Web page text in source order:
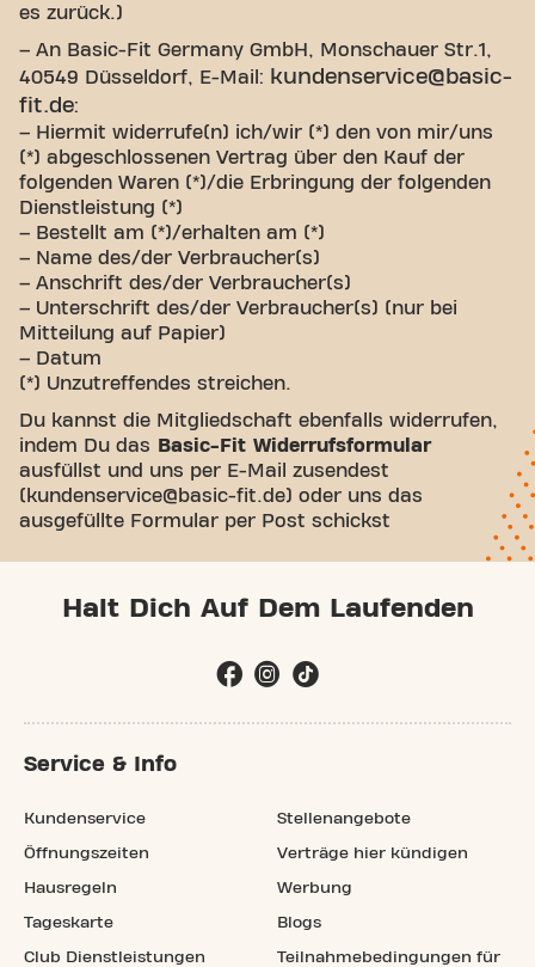
es zurück.)
– An Basic-Fit Germany GmbH, Monschauer Str.1,
40549 Düsseldorf, E-Mail: kundenservice@basic-
fit.de:
– Hiermit widerrufe(n) ich/wir (*) den von mir/uns
(*) abgeschlossenen Vertrag über den Kauf der
folgenden Waren (*)/die Erbringung der folgenden
Dienstleistung (*)
– Bestellt am (*)/erhalten am (*)
– Name des/der Verbraucher(s)
– Anschrift des/der Verbraucher(s)
– Unterschrift des/der Verbraucher(s) (nur bei
Mitteilung auf Papier)
– Datum
(*) Unzutreffendes streichen.
Du kannst die Mitgliedschaft ebenfalls widerrufen,
indem Du das Basic-Fit Widerrufsformular
ausfüllst und uns per E-Mail zusendest
(kundenservice@basic-fit.de) oder uns das
ausgefüllte Formular per Post schickst
Halt Dich Auf Dem Laufenden
Service & Info
Kundenservice
Öffnungszeiten
Hausregeln
Tageskarte
Club Dienstleistungen
Stellenangebote
Verträge hier kündigen
Werbung
Blogs
Teilnahmebedingungen für